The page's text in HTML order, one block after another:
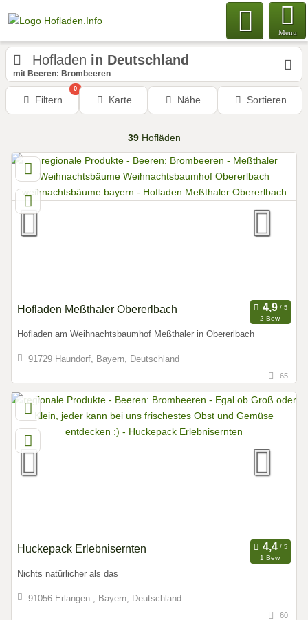
Menu
Hofladen in Deutschland
mit Beeren: Brombeeren
Filtern
0
Karte Nähe Sortieren
39Hofläden
Hofladen Meßthaler Obererlbach
2 Bew.
Hofladen am Weihnachtsbaumhof Meßthaler in Obererlbach
91729 Haundorf, Bayern, Deutschland
65
Huckepack Erlebnisernten
1 Bew.
Nichts natürlicher als das
91056 Erlangen , Bayern, Deutschland
60